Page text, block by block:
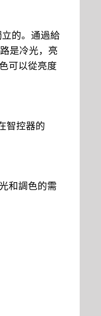
的。通過給
路是冷光，亮
可以從亮度
智控器的
和調色的需